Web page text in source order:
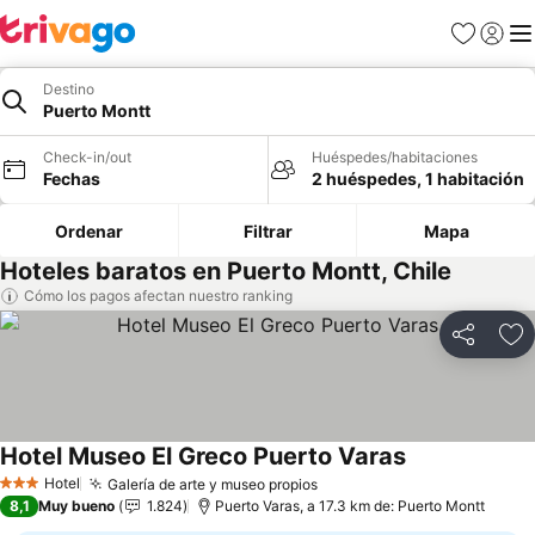
Favoritos
Iniciar
Destino
Puerto Montt
Check-in/out
Fechas
Huéspedes/habitaciones
2 huéspedes, 1 habitación
Ordenar Filtrar Mapa
Hoteles baratos en Puerto Montt, Chile
Cómo los pagos afectan nuestro ranking
Compartir
3 Estrellas
Hotel Galería de arte y museo propiosVer precios
Hotel Museo El Greco Puerto VarasVer precios
8,1 Muy bueno 1.824 Puerto Varas, a 17.3 km de: Puerto Montt